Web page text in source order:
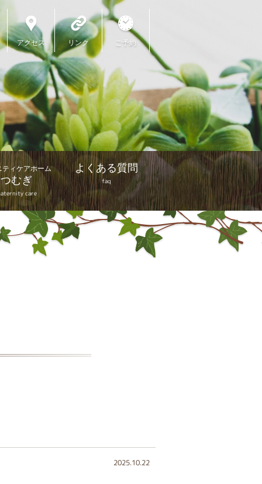
アクセス リンク ご予約
ティケアホーム
つむぎ
care
よくある質問
faq
2025.10.22